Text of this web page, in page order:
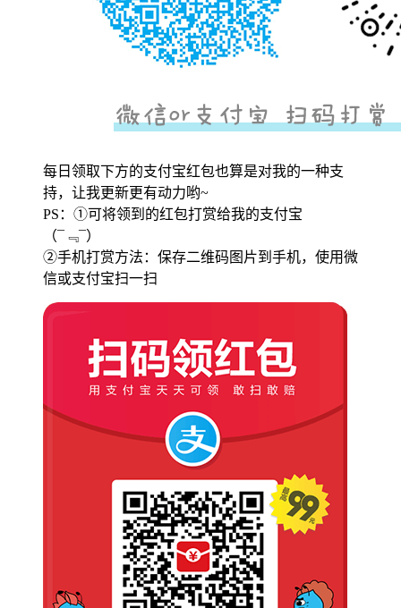
每日领取下方的支付宝红包也算是对我的一种支
持，让我更新更有动力哟~
PS：①可将领到的红包打赏给我的支付宝
（¯﹃¯）
②手机打赏方法：保存二维码图片到手机，使用微
信或支付宝扫一扫